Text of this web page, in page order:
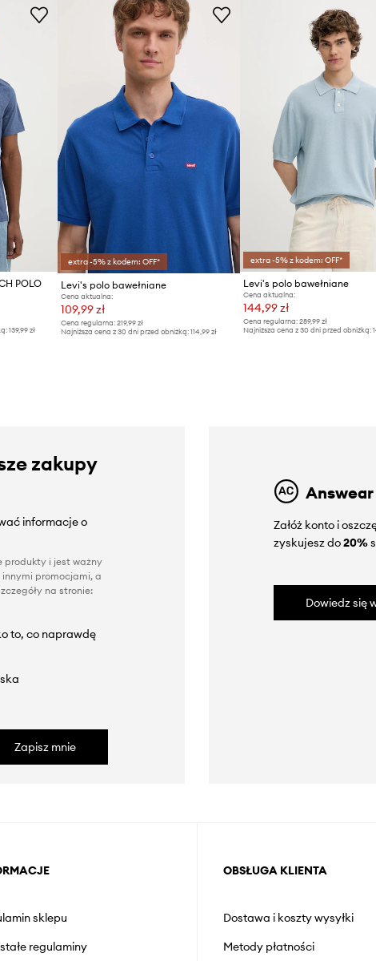
POLO
139,99 zł
extra -5% z kodem: OFF*
Levi's polo bawełniane
Cena aktualna:
109,99 zł
Cena regularna: 219,99 zł
Najniższa cena z 30 dni przed obniżką: 114,99 zł
extra -5% z kodem: OFF*
Levi's polo bawełniane
Cena aktualna:
144,99 zł
Cena regularna: 289,99 zł
Najniższa cena z 30 dni przed obniżką:
zakupy
informacje o
produkty i jest ważny
innymi promocjami, a
na stronie:
to, co naprawdę
Zapisz mnie
Załóż konto i
zyskujesz do20%
Dowiedz się
sklepu
regulaminy
OBSŁUGA KLIENTA
Dostawa i koszty wysyłki
Metody płatności